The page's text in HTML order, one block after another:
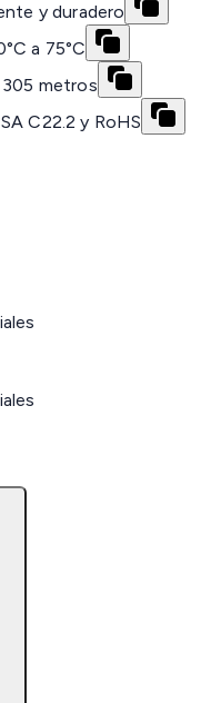
y duradero
a 75°C
305 metros
C22.2 y RoHS